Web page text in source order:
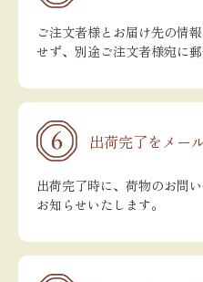
ご注文者様とお届け先の情
せず、別途ご注文者様宛に郵
出荷完了をメー
出荷完了時に、荷物のお問
お知らせいたします。